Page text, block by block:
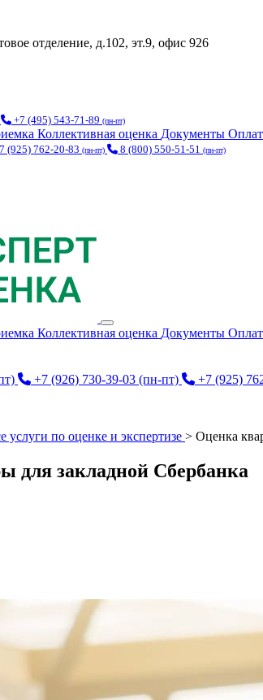
отделение, д.102, эт.9, офис 926
+7 (495) 543-71-89 (пн-пт)
Коллективная оценка Документы
(925) 762-20-83 (пн-пт) 8 (800) 550-51-51 (пн-пт)
Коллективная оценка Документы
+7 (926) 730-39-03 (пн-пт) +7 (925)
услуги по оценке и экспертизе > Оценка
для закладной Сбербанка